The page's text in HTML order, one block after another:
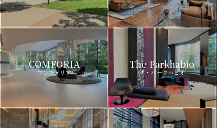
COMFORIA
コンフォリア
The Parkhabio
ザ・パークハビオ